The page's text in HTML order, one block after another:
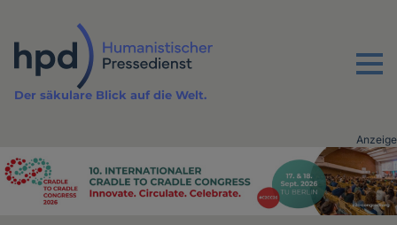
Inhalt
Menu
Der säkulare Blick auf die Welt.
Advertising
Anzeige